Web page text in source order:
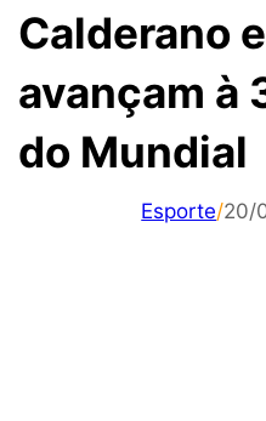
Calderano
avançam à
do Mundial
Esporte/20/